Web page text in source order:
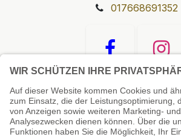
017668691352
Unsere